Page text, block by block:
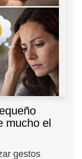
mucho el
gestos